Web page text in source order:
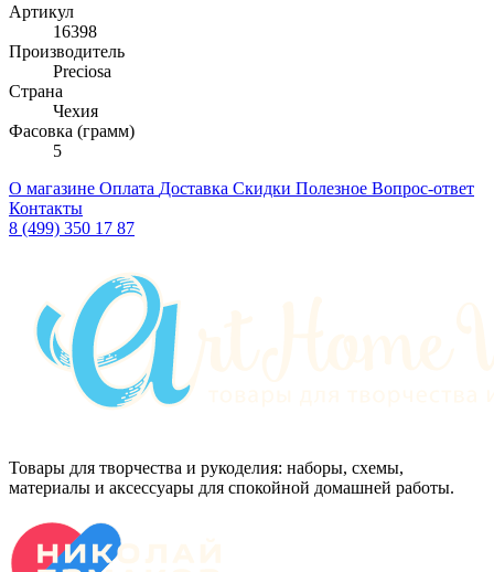
Артикул
16398
Производитель
Preciosa
Страна
Чехия
Фасовка (грамм)
5
О магазине Оплата Доставка Скидки Полезное Вопрос-ответ
Контакты
8 (499) 350 17 87
Товары для творчества и рукоделия: наборы, схемы,
материалы и аксессуары для спокойной домашней работы.